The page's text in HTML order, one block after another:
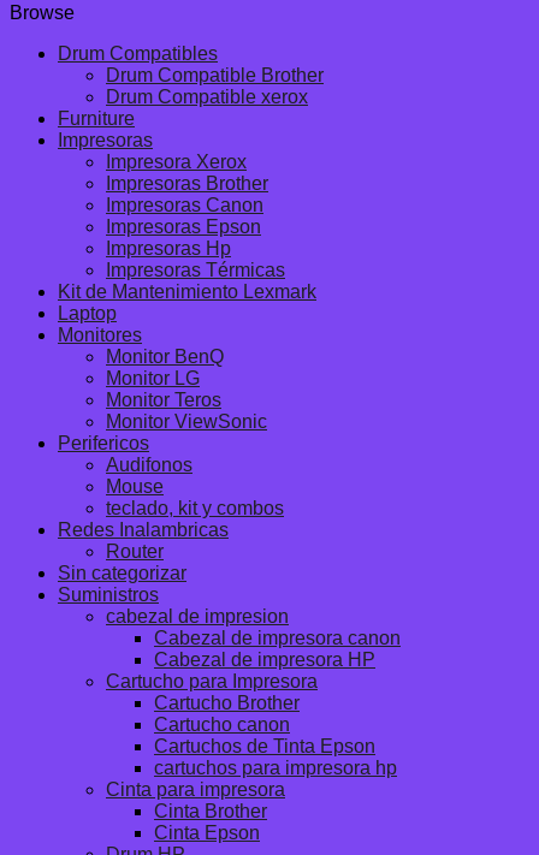
Browse
Drum Compatibles
Drum Compatible Brother
Drum Compatible xerox
Furniture
Impresoras
Impresora Xerox
Impresoras Brother
Impresoras Canon
Impresoras Epson
Impresoras Hp
Impresoras Térmicas
Kit de Mantenimiento Lexmark
Laptop
Monitores
Monitor BenQ
Monitor LG
Monitor Teros
Monitor ViewSonic
Perifericos
Audifonos
Mouse
teclado, kit y combos
Redes Inalambricas
Router
Sin categorizar
Suministros
cabezal de impresion
Cabezal de impresora canon
Cabezal de impresora HP
Cartucho para Impresora
Cartucho Brother
Cartucho canon
Cartuchos de Tinta Epson
cartuchos para impresora hp
Cinta para impresora
Cinta Brother
Cinta Epson